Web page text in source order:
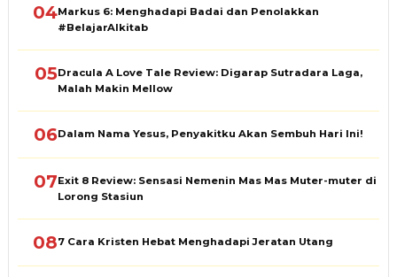
04Markus 6: Menghadapi Badai dan Penolakkan
#BelajarAlkitab
05Dracula A Love Tale Review: Digarap Sutradara Laga,
Malah Makin Mellow
06Dalam Nama Yesus, Penyakitku Akan Sembuh Hari Ini!
07Exit 8 Review: Sensasi Nemenin Mas Mas Muter-muter di
Lorong Stasiun
087 Cara Kristen Hebat Menghadapi Jeratan Utang